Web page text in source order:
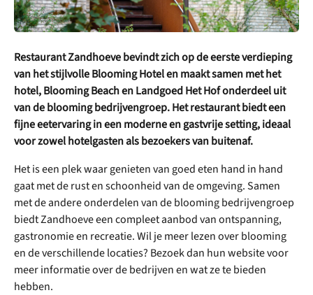
Restaurant Zandhoeve bevindt zich op de eerste verdieping
van het stijlvolle Blooming Hotel en maakt samen met het
hotel, Blooming Beach en Landgoed Het Hof onderdeel uit
van de blooming bedrijvengroep. Het restaurant biedt een
fijne eetervaring in een moderne en gastvrije setting, ideaal
voor zowel hotelgasten als bezoekers van buitenaf.
Het is een plek waar genieten van goed eten hand in hand
gaat met de rust en schoonheid van de omgeving. Samen
met de andere onderdelen van de blooming bedrijvengroep
biedt Zandhoeve een compleet aanbod van ontspanning,
gastronomie en recreatie. Wil je meer lezen over blooming
en de verschillende locaties? Bezoek dan hun website voor
meer informatie over de bedrijven en wat ze te bieden
hebben.